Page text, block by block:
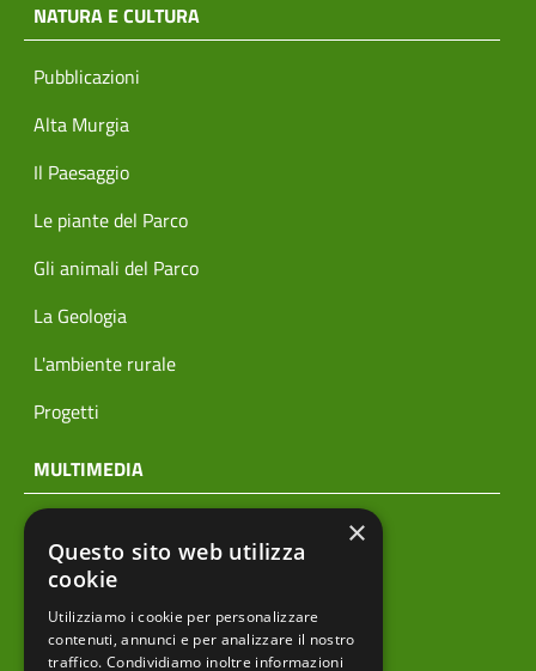
NATURA E CULTURA
Pubblicazioni
Alta Murgia
Il Paesaggio
Le piante del Parco
Gli animali del Parco
La Geologia
L'ambiente rurale
Progetti
MULTIMEDIA
Archivio news
Prodotti editoriali
×
Questo sito web utilizza
cookie
Utilizziamo i cookie per personalizzare
contenuti, annunci e per analizzare il nostro
traffico. Condividiamo inoltre informazioni